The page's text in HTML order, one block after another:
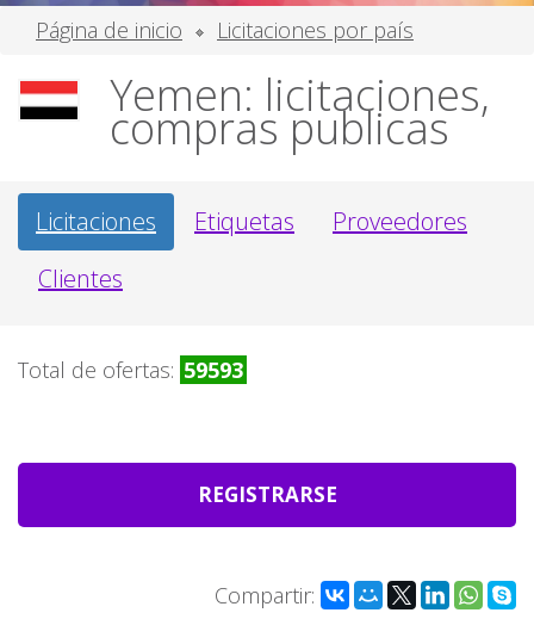
Página de inicio
Licitaciones por país
Yemen: licitaciones,
compras publicas
Licitaciones Etiquetas
Proveedores
Clientes
Total de ofertas: 59593
REGISTRARSE
Compartir: